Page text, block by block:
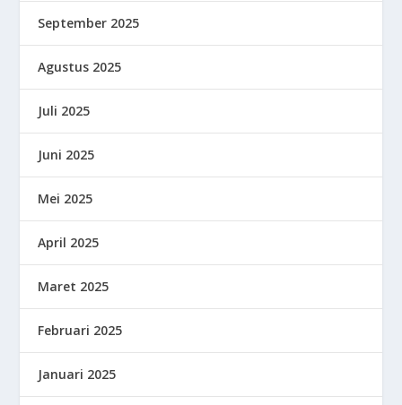
September 2025
Agustus 2025
Juli 2025
Juni 2025
Mei 2025
April 2025
Maret 2025
Februari 2025
Januari 2025